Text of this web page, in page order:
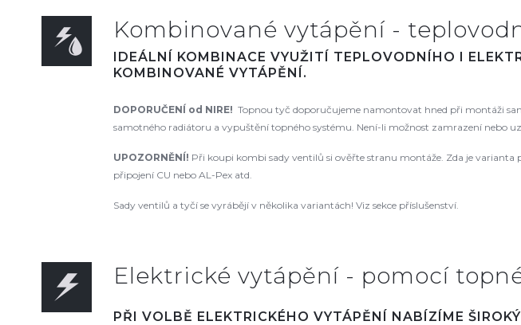
Kombinované vytápění -
IDEÁLNÍ KOMBINACE VYUŽITÍ TEPLOVODNÍHO I
KOMBINOVANÉ VYTÁPĚNÍ.
DOPORUČENÍ od NIRE! Topnou tyč doporučujeme namontovat hned při montáži
samotného radiátoru a vypuštění topného systému. Není-li možnost zamrazení nebo
UPOZORNĚNÍ! Při koupi kombi sady ventilů si ověřte stranu montáže. Zda je
připojení CU nebo AL-Pex atd.
Sady ventilů a tyčí se vyrábějí v několika variantách! Viz sekce příslušenství.
Elektrické vytápění - pomocí
PŘI VOLBĚ ELEKTRICKÉHO VYTÁPĚNÍ NABÍZÍME